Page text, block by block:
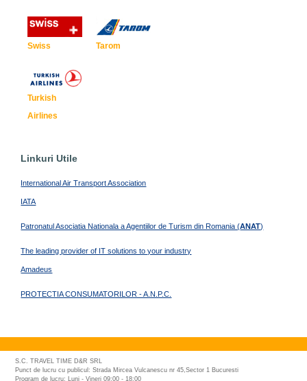
Swiss Tarom
Turkish
Airlines
Linkuri Utile
International Air Transport Association
IATA
Patronatul Asociatia Nationala a Agentiilor de Turism din Romania (ANAT)
The leading provider of IT solutions to your industry
Amadeus
PROTECTIA CONSUMATORILOR - A.N.P.C.
S.C. TRAVEL TIME D&R SRL
Punct de lucru cu publicul: Strada Mircea Vulcanescu nr 45,Sector 1 Bucuresti
Program de lucru: Luni - Vineri 09:00 - 18:00